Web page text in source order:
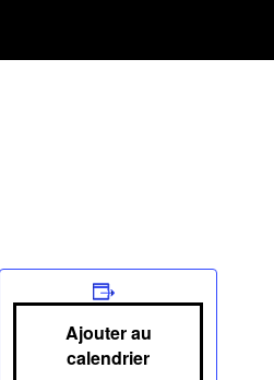
Ajouter au
calendrier